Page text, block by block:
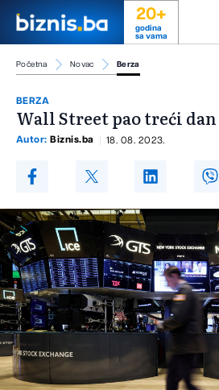
20+
godina
sa vama
Početna Novac Berza
BERZA
Wall Street pao treći
Autor: Biznis.ba 18. 08. 2023.